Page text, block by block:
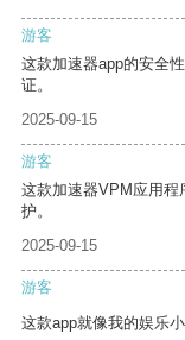
游客
这款加速器app的安全
证。
2025-09-15
游客
这款加速器VPM应用程
护。
2025-09-15
游客
这款app就像我的娱乐